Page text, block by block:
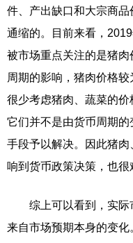
件、产出缺口和大宗商
通缩的。目前来看，
被市场重点关注的是猪
周期的影响，猪肉价格
很少考虑猪肉、蔬菜的
它们并不是由货币周期
手段予以解决。因此猪
响到货币政策决策，也很
综上可以看到，实际
来自市场预期本身的变